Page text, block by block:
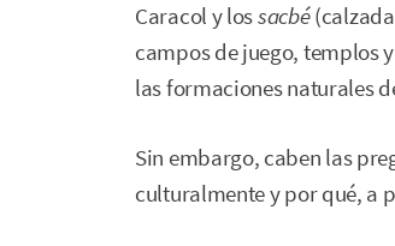
Caracol y lossacbé
campos de juego, templos
las formaciones naturales
Sin embargo, caben las
culturalmente y por qué, a